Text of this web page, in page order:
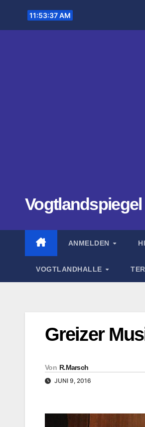
11:53:38 AM
Vogtlandspiegel
ANMELDEN
VOGTLANDHALLE
Greizer
Von R.Marsch
JUNI 9, 2016